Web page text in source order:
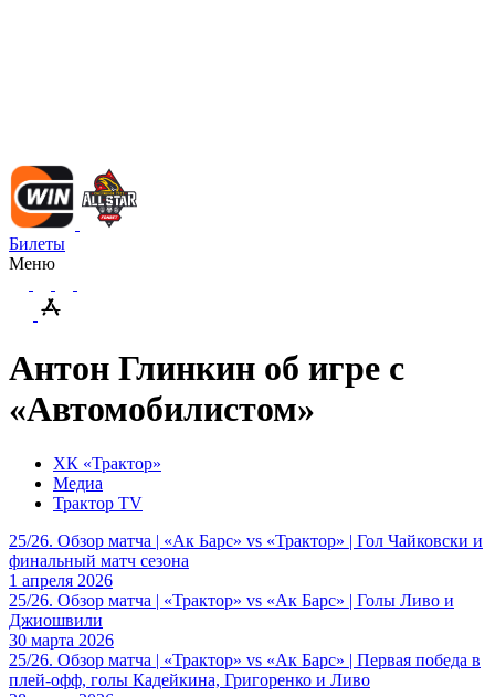
Билеты
Меню
Антон Глинкин об игре с
«Автомобилистом»
ХК «Трактор»
Медиа
Трактор TV
25/26. Обзор матча | «Ак Барс» vs «Трактор» | Гол Чайковски и
финальный матч сезона
1 апреля 2026
25/26. Обзор матча | «Трактор» vs «Ак Барс» | Голы Ливо и
Джиошвили
30 марта 2026
25/26. Обзор матча | «Трактор» vs «Ак Барс» | Первая победа в
плей-офф, голы Кадейкина, Григоренко и Ливо